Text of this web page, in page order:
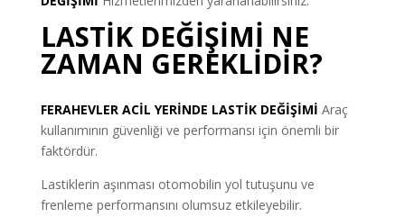
LASTİK DEĞİŞİMİ NE
ZAMAN GEREKLİDİR?
FERAHEVLER ACİL YERİNDE LASTİK DEĞİŞİMİ Araç
kullanımının güvenliği ve performansı için önemli bir
faktördür.
Lastiklerin aşınması otomobilin yol tutuşunu ve
frenleme performansını olumsuz etkileyebilir.